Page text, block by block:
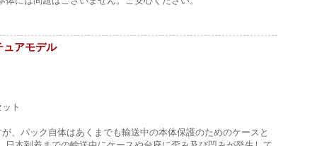
アモデル
ト
、パック自体はあくまでも輸送中の本体保護のためのケースと